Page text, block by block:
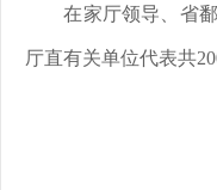
在家厅领导、省鄱
厅直有关单位代表共